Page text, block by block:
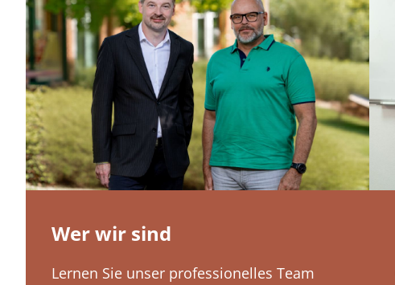
Wer wir sind
Lernen Sie unser professionelles Team